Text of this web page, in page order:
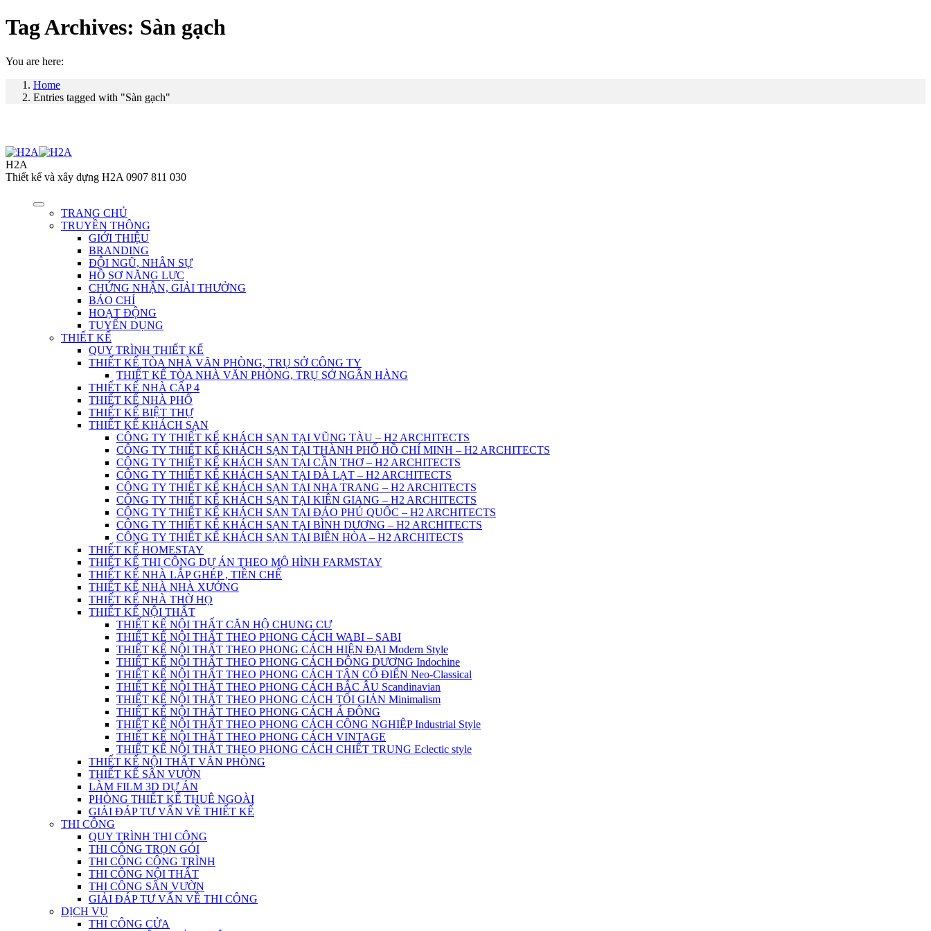
Tag Archives: Sàn gạch
You are here:
Home
Entries tagged with "Sàn gạch"
H2A
Thiết kế và xây dựng H2A 0907 811 030
TRANG CHỦ
TRUYỀN THÔNG
GIỚI THIỆU
BRANDING
ĐỘI NGŨ, NHÂN SỰ
HỒ SƠ NĂNG LỰC
CHỨNG NHẬN, GIẢI THƯỞNG
BÁO CHÍ
HOẠT ĐỘNG
TUYỂN DỤNG
THIẾT KẾ
QUY TRÌNH THIẾT KẾ
THIẾT KẾ TÒA NHÀ VĂN PHÒNG, TRỤ SỞ CÔNG TY
THIẾT KẾ TÒA NHÀ VĂN PHÒNG, TRỤ SỞ NGÂN HÀNG
THIẾT KẾ NHÀ CẤP 4
THIẾT KẾ NHÀ PHỐ
THIẾT KẾ BIỆT THỰ
THIẾT KẾ KHÁCH SẠN
CÔNG TY THIẾT KẾ KHÁCH SẠN TẠI VŨNG TÀU – H2 ARCHITECTS
CÔNG TY THIẾT KẾ KHÁCH SẠN TẠI THÀNH PHỐ HỒ CHÍ MINH – H2 ARCHITECTS
CÔNG TY THIẾT KẾ KHÁCH SẠN TẠI CẦN THƠ – H2 ARCHITECTS
CÔNG TY THIẾT KẾ KHÁCH SẠN TẠI ĐÀ LẠT – H2 ARCHITECTS
CÔNG TY THIẾT KẾ KHÁCH SẠN TẠI NHA TRANG – H2 ARCHITECTS
CÔNG TY THIẾT KẾ KHÁCH SẠN TẠI KIÊN GIANG – H2 ARCHITECTS
CÔNG TY THIẾT KẾ KHÁCH SẠN TẠI ĐẢO PHÚ QUỐC – H2 ARCHITECTS
CÔNG TY THIẾT KẾ KHÁCH SẠN TẠI BÌNH DƯƠNG – H2 ARCHITECTS
CÔNG TY THIẾT KẾ KHÁCH SẠN TẠI BIÊN HÒA – H2 ARCHITECTS
THIẾT KẾ HOMESTAY
THIẾT KẾ THI CÔNG DỰ ÁN THEO MÔ HÌNH FARMSTAY
THIẾT KẾ NHÀ LẮP GHÉP , TIỀN CHẾ
THIẾT KẾ NHÀ NHÀ XƯỞNG
THIẾT KẾ NHÀ THỜ HỌ
THIẾT KẾ NỘI THẤT
THIẾT KẾ NỘI THẤT CĂN HỘ CHUNG CƯ
THIẾT KẾ NỘI THẤT THEO PHONG CÁCH WABI – SABI
THIẾT KẾ NỘI THẤT THEO PHONG CÁCH HIỆN ĐẠI Modern Style
THIẾT KẾ NỘI THẤT THEO PHONG CÁCH ĐÔNG DƯƠNG Indochine
THIẾT KẾ NỘI THẤT THEO PHONG CÁCH TÂN CỔ ĐIỂN Neo-Classical
THIẾT KẾ NỘI THẤT THEO PHONG CÁCH BẮC ÂU Scandinavian
THIẾT KẾ NỘI THẤT THEO PHONG CÁCH TỐI GIẢN Minimalism
THIẾT KẾ NỘI THẤT THEO PHONG CÁCH Á ĐÔNG
THIẾT KẾ NỘI THẤT THEO PHONG CÁCH CÔNG NGHIỆP Industrial Style
THIẾT KẾ NỘI THẤT THEO PHONG CÁCH VINTAGE
THIẾT KẾ NỘI THẤT THEO PHONG CÁCH CHIẾT TRUNG Eclectic style
THIẾT KẾ NỘI THẤT VĂN PHÒNG
THIẾT KẾ SÂN VƯỜN
LÀM FILM 3D DỰ ÁN
PHÒNG THIẾT KẾ THUÊ NGOÀI
GIẢI ĐÁP TƯ VẤN VỀ THIẾT KẾ
THI CÔNG
QUY TRÌNH THI CÔNG
THI CÔNG TRỌN GÓI
THI CÔNG CÔNG TRÌNH
THI CÔNG NỘI THẤT
THI CÔNG SÂN VƯỜN
GIẢI ĐÁP TƯ VẤN VỀ THI CÔNG
DỊCH VỤ
THI CÔNG CỬA